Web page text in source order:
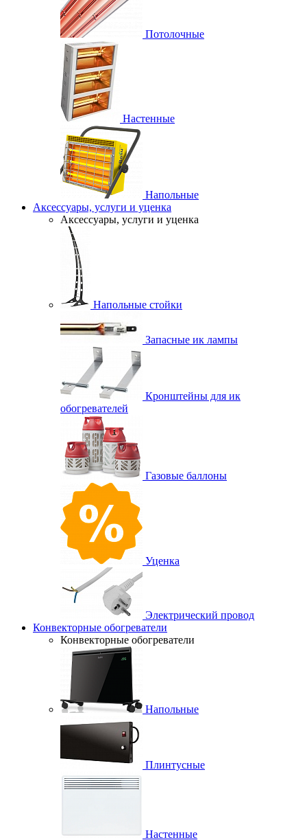
Потолочные
Настенные
Напольные
Аксессуары, услуги и уценка
Аксессуары, услуги и уценка
Напольные стойки
Запасные ик лампы
Кронштейны для ик
обогревателей
Газовые баллоны
Уценка
Электрический провод
Конвекторные обогреватели
Конвекторные обогреватели
Напольные
Плинтусные
Настенные